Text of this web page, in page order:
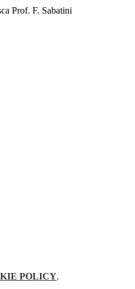
Prof. F. Sabatini
POLICY.